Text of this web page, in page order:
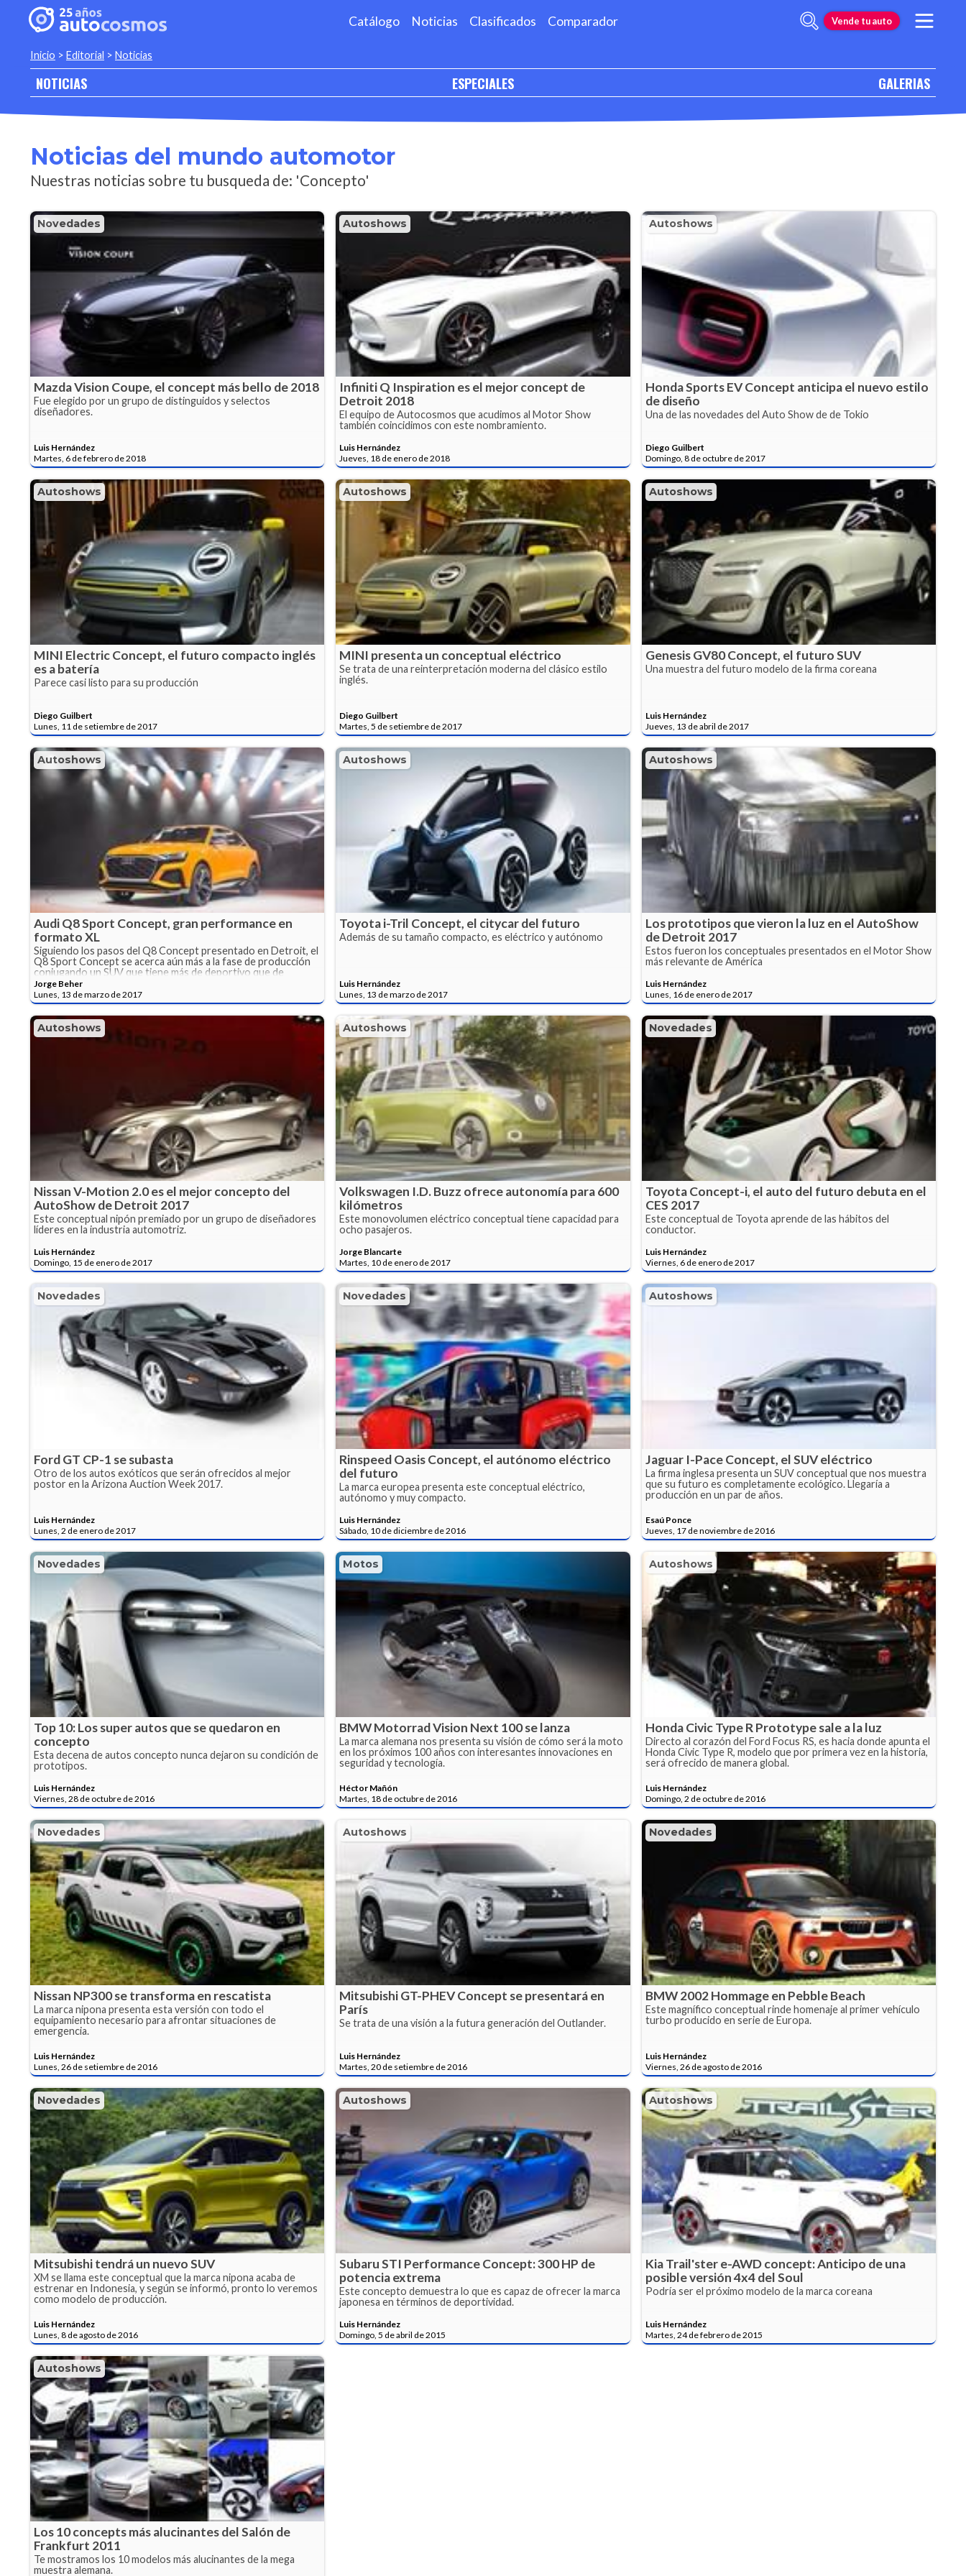
Catálogo Noticias Clasificados Comparador Vende tu auto
Inicio > Editorial > Noticias
NOTICIAS ESPECIALES GALERIAS
Noticias del mundo automotor
Nuestras noticias sobre tu busqueda de: 'Concepto'
Novedades
Mazda Vision Coupe, el concept más bello de 2018
Fue elegido por un grupo de distinguidos y selectos
diseñadores.
Luis Hernández
Martes, 6 de febrero de 2018
Autoshows
Infiniti Q Inspiration es el mejor concept de
Detroit 2018
El equipo de Autocosmos que acudimos al Motor Show
también coincidimos con este nombramiento.
Luis Hernández
Jueves, 18 de enero de 2018
Autoshows
Honda Sports EV Concept anticipa el nuevo estilo
de diseño
Una de las novedades del Auto Show de de Tokio
Diego Guilbert
Domingo, 8 de octubre de 2017
Autoshows
MINI Electric Concept, el futuro compacto inglés
es a batería
Parece casi listo para su producción
Diego Guilbert
Lunes, 11 de setiembre de 2017
Autoshows
MINI presenta un conceptual eléctrico
Se trata de una reinterpretación moderna del clásico estilo
inglés.
Diego Guilbert
Martes, 5 de setiembre de 2017
Autoshows
Genesis GV80 Concept, el futuro SUV
Una muestra del futuro modelo de la firma coreana
Luis Hernández
Jueves, 13 de abril de 2017
Autoshows
Audi Q8 Sport Concept, gran performance en
formato XL
Siguiendo los pasos del Q8 Concept presentado en Detroit, el
Q8 Sport Concept se acerca aún más a la fase de producción
conjugando un SUV que tiene más de deportivo que de
utilitario.
Jorge Beher
Lunes, 13 de marzo de 2017
Autoshows
Toyota i-Tril Concept, el citycar del futuro
Además de su tamaño compacto, es eléctrico y autónomo
Luis Hernández
Lunes, 13 de marzo de 2017
Autoshows
Los prototipos que vieron la luz en el AutoShow
de Detroit 2017
Estos fueron los conceptuales presentados en el Motor Show
más relevante de América
Luis Hernández
Lunes, 16 de enero de 2017
Autoshows
Nissan V-Motion 2.0 es el mejor concepto del
AutoShow de Detroit 2017
Este conceptual nipón premiado por un grupo de diseñadores
líderes en la industria automotriz.
Luis Hernández
Domingo, 15 de enero de 2017
Autoshows
Volkswagen I.D. Buzz ofrece autonomía para 600
kilómetros
Este monovolumen eléctrico conceptual tiene capacidad para
ocho pasajeros.
Jorge Blancarte
Martes, 10 de enero de 2017
Novedades
Toyota Concept-i, el auto del futuro debuta en el
CES 2017
Este conceptual de Toyota aprende de las hábitos del
conductor.
Luis Hernández
Viernes, 6 de enero de 2017
Novedades
Ford GT CP-1 se subasta
Otro de los autos exóticos que serán ofrecidos al mejor
postor en la Arizona Auction Week 2017.
Luis Hernández
Lunes, 2 de enero de 2017
Novedades
Rinspeed Oasis Concept, el autónomo eléctrico
del futuro
La marca europea presenta este conceptual eléctrico,
autónomo y muy compacto.
Luis Hernández
Sábado, 10 de diciembre de 2016
Autoshows
Jaguar I-Pace Concept, el SUV eléctrico
La firma inglesa presenta un SUV conceptual que nos muestra
que su futuro es completamente ecológico. Llegaría a
producción en un par de años.
Esaú Ponce
Jueves, 17 de noviembre de 2016
Novedades
Top 10: Los super autos que se quedaron en
concepto
Esta decena de autos concepto nunca dejaron su condición de
prototipos.
Luis Hernández
Viernes, 28 de octubre de 2016
Motos
BMW Motorrad Vision Next 100 se lanza
La marca alemana nos presenta su visión de cómo será la moto
en los próximos 100 años con interesantes innovaciones en
seguridad y tecnología.
Héctor Mañón
Martes, 18 de octubre de 2016
Autoshows
Honda Civic Type R Prototype sale a la luz
Directo al corazón del Ford Focus RS, es hacia donde apunta el
Honda Civic Type R, modelo que por primera vez en la historia,
será ofrecido de manera global.
Luis Hernández
Domingo, 2 de octubre de 2016
Novedades
Nissan NP300 se transforma en rescatista
La marca nipona presenta esta versión con todo el
equipamiento necesario para afrontar situaciones de
emergencia.
Luis Hernández
Lunes, 26 de setiembre de 2016
Autoshows
Mitsubishi GT-PHEV Concept se presentará en
París
Se trata de una visión a la futura generación del Outlander.
Luis Hernández
Martes, 20 de setiembre de 2016
Novedades
BMW 2002 Hommage en Pebble Beach
Este magnífico conceptual rinde homenaje al primer vehículo
turbo producido en serie de Europa.
Luis Hernández
Viernes, 26 de agosto de 2016
Novedades
Mitsubishi tendrá un nuevo SUV
XM se llama este conceptual que la marca nipona acaba de
estrenar en Indonesia, y según se informó, pronto lo veremos
como modelo de producción.
Luis Hernández
Lunes, 8 de agosto de 2016
Autoshows
Subaru STI Performance Concept: 300 HP de
potencia extrema
Este concepto demuestra lo que es capaz de ofrecer la marca
japonesa en términos de deportividad.
Luis Hernández
Domingo, 5 de abril de 2015
Autoshows
Kia Trail'ster e-AWD concept: Anticipo de una
posible versión 4x4 del Soul
Podría ser el próximo modelo de la marca coreana
Luis Hernández
Martes, 24 de febrero de 2015
Autoshows
Los 10 concepts más alucinantes del Salón de
Frankfurt 2011
Te mostramos los 10 modelos más alucinantes de la mega
muestra alemana.